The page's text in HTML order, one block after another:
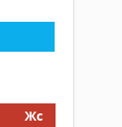
Жс